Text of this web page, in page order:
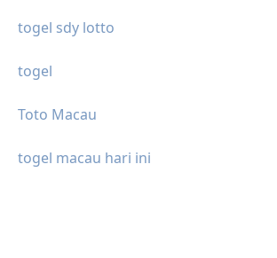
togel sdy lotto
togel
Toto Macau
togel macau hari ini